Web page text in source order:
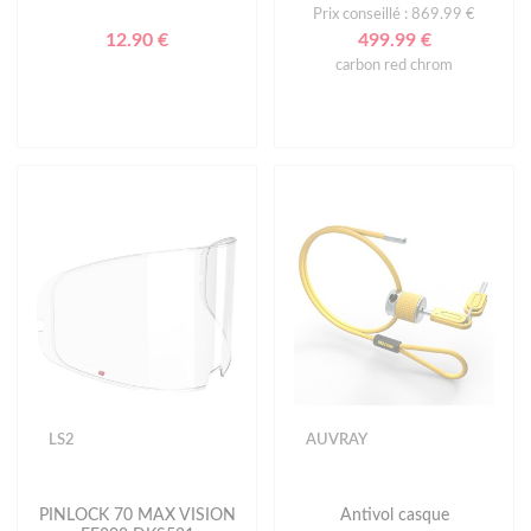
12.90 €
Prix conseillé : 869.99 €
499.99 €
carbon red chrom
LS2
PINLOCK 70 MAX VISION
AUVRAY
Antivol casque